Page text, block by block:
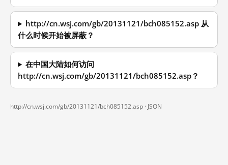
http://cn.wsj.com/gb/20131121/bch085152.asp 从
什么时候开始被屏蔽？
在中国大陆如何访问
http://cn.wsj.com/gb/20131121/bch085152.asp？
http://cn.wsj.com/gb/20131121/bch085152.asp · JSON